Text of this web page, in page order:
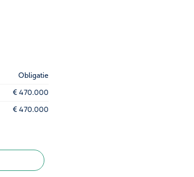
Obligatie
€ 470.000
€ 470.000